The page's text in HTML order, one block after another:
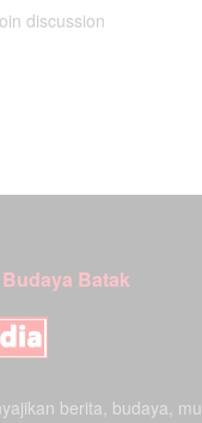
discussion
Batak
berita, budaya,